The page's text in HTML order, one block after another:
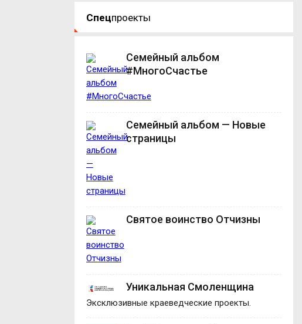
Спецпроекты
Семейный альбом
#МногоСчастье
Семейный альбом — Новые
страницы
Святое воинство Отчизны
Уникальная Смоленщина
Эксклюзивные краеведческие проекты.